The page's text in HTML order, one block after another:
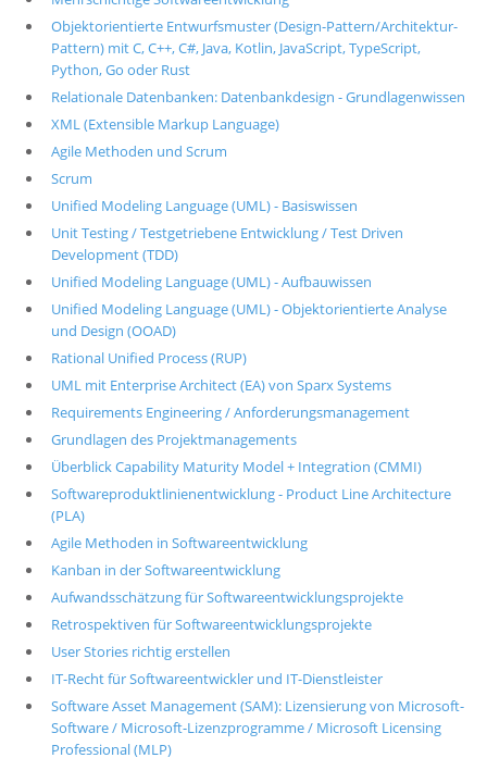
Objektorientierte Entwurfsmuster (Design-Pattern/Architektur-
Pattern) mit C, C++, C#, Java, Kotlin, JavaScript, TypeScript,
Python, Go oder Rust
Relationale Datenbanken: Datenbankdesign - Grundlagenwissen
XML (Extensible Markup Language)
Agile Methoden und Scrum
Scrum
Unified Modeling Language (UML) - Basiswissen
Unit Testing / Testgetriebene Entwicklung / Test Driven
Development (TDD)
Unified Modeling Language (UML) - Aufbauwissen
Unified Modeling Language (UML) - Objektorientierte Analyse
und Design (OOAD)
Rational Unified Process (RUP)
UML mit Enterprise Architect (EA) von Sparx Systems
Requirements Engineering / Anforderungsmanagement
Grundlagen des Projektmanagements
Überblick Capability Maturity Model + Integration (CMMI)
Softwareproduktlinienentwicklung - Product Line Architecture
(PLA)
Agile Methoden in Softwareentwicklung
Kanban in der Softwareentwicklung
Aufwandsschätzung für Softwareentwicklungsprojekte
Retrospektiven für Softwareentwicklungsprojekte
User Stories richtig erstellen
IT-Recht für Softwareentwickler und IT-Dienstleister
Software Asset Management (SAM): Lizensierung von Microsoft-
Software / Microsoft-Lizenzprogramme / Microsoft Licensing
Professional (MLP)